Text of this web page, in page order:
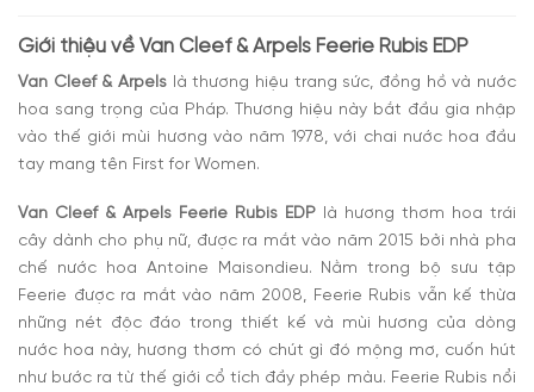
Giới thiệu về Van Cleef & Arpels Feerie Rubis EDP
Van Cleef & Arpels là thương hiệu trang sức, đồng hồ và nước
hoa sang trọng của Pháp. Thương hiệu này bắt đầu gia nhập
vào thế giới mùi hương vào năm 1978, với chai nước hoa đầu
tay mang tên First for Women.
Van Cleef & Arpels Feerie Rubis EDP là hương thơm hoa trái
cây dành cho phụ nữ, được ra mắt vào năm 2015 bởi nhà pha
chế nước hoa Antoine Maisondieu. Nằm trong bộ sưu tập
Feerie được ra mắt vào năm 2008, Feerie Rubis vẫn kế thừa
những nét độc đáo trong thiết kế và mùi hương của dòng
nước hoa này, hương thơm có chút gì đó mộng mơ, cuốn hút
như bước ra từ thế giới cổ tích đầy phép màu. Feerie Rubis nổi